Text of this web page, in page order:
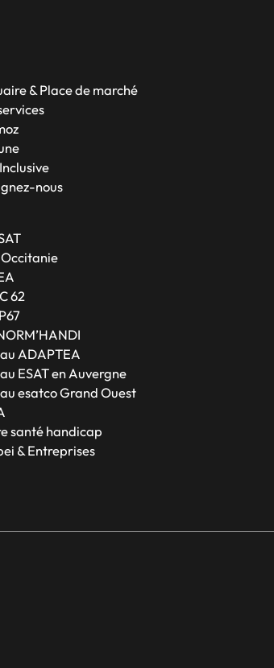
& Place de marché
nous
62
ADAPTEA
ESAT en Auvergne
esatco Grand Ouest
santé handicap
& Entreprises